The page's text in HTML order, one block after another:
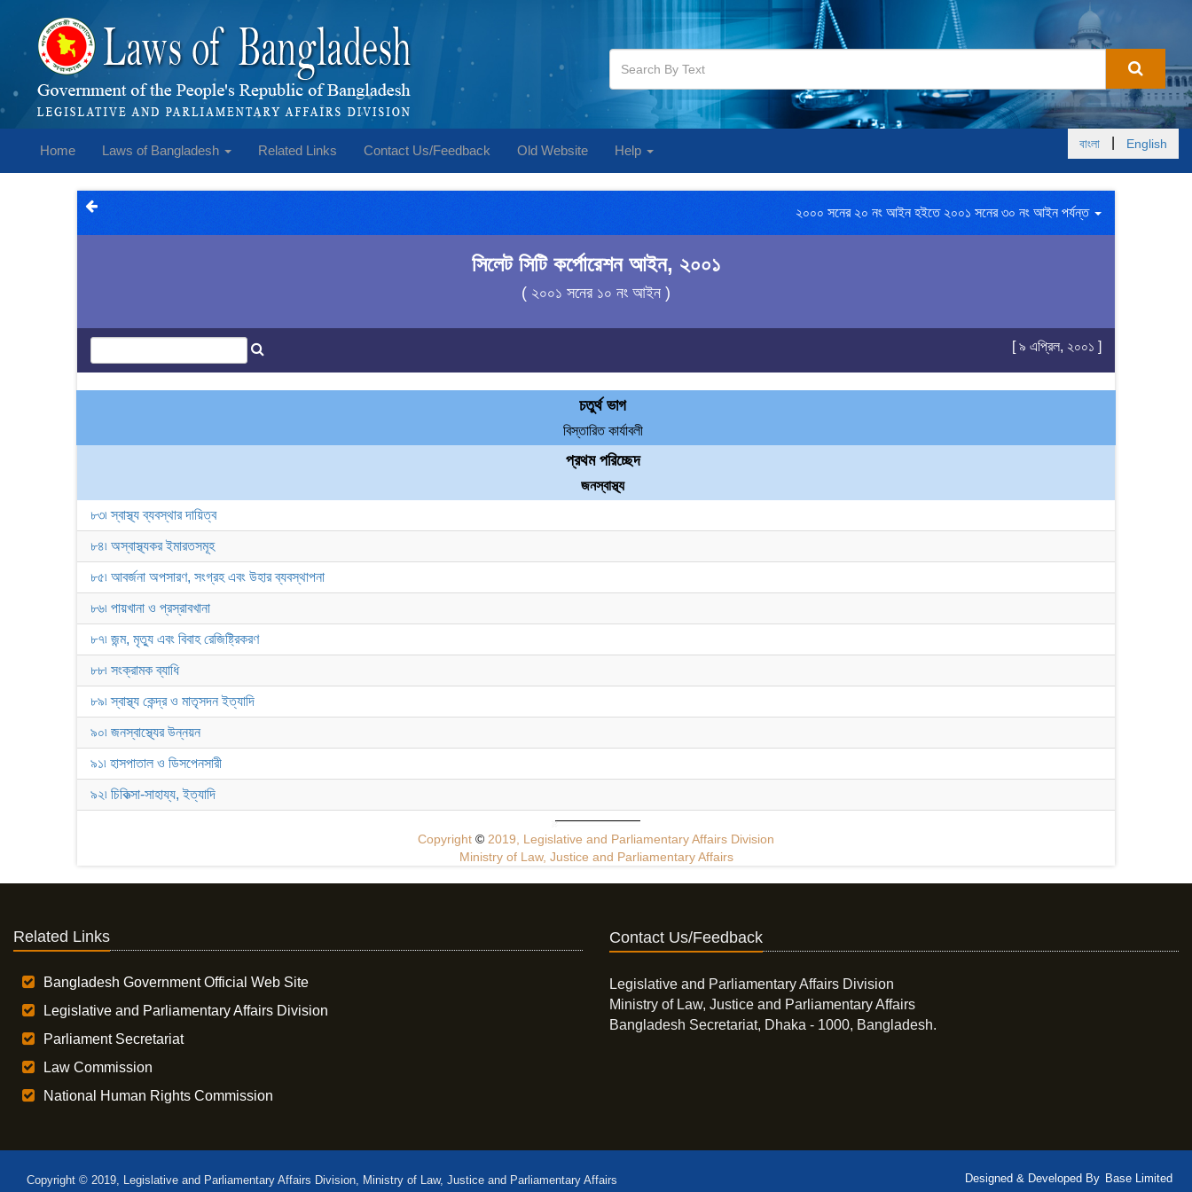
Home Laws of Bangladesh Related Links Contact Us/Feedback Old Website Help বাংলা English
২০০০ সনের ২০ নং আইন হইতে ২০০১ সনের ৩০ নং আইন পর্যন্ত
সিলেট সিটি কর্পোরেশন আইন, ২০০১
( ২০০১ সনের ১০ নং আইন )
[ ৯ এপ্রিল, ২০০১ ]
চতুর্থ ভাগ
বিস্তারিত কার্যাবলী
প্রথম পরিচ্ছেদ
জনস্বাস্থ্য
৮৩৷ স্বাস্থ্য ব্যবস্থার দায়িত্ব
৮৪৷ অস্বাস্থ্যকর ইমারতসমূহ
৮৫৷ আবর্জনা অপসারণ, সংগ্রহ এবং উহার ব্যবস্থাপনা
৮৬৷ পায়খানা ও প্রস্রাবখানা
৮৭৷ জন্ম, মৃত্যু এবং বিবাহ রেজিষ্ট্রিকরণ
৮৮৷ সংক্রামক ব্যাধি
৮৯৷ স্বাস্থ্য কেন্দ্র ও মাতৃসদন ইত্যাদি
৯০৷ জনস্বাস্থ্যের উন্নয়ন
৯১৷ হাসপাতাল ও ডিসপেনসারী
৯২৷ চিকিত্সা-সাহায্য, ইত্যাদি
Copyright © 2019, Legislative and Parliamentary Affairs Division
Ministry of Law, Justice and Parliamentary Affairs
Related Links
Bangladesh Government Official Web Site
Legislative and Parliamentary Affairs Division
Parliament Secretariat
Law Commission
National Human Rights Commission
Contact Us/Feedback
Legislative and Parliamentary Affairs Division
Ministry of Law, Justice and Parliamentary Affairs
Bangladesh Secretariat, Dhaka - 1000, Bangladesh.
Copyright © 2019, Legislative and Parliamentary Affairs Division, Ministry of Law, Justice and Parliamentary Affairs Designed & Developed By Base Limited